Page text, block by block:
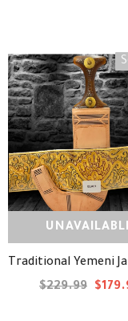
$229.99